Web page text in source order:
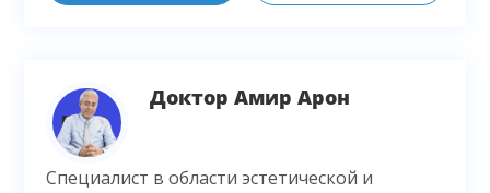
Доктор Амир Арон
Специалист в области эстетической и